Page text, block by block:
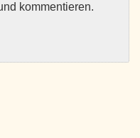
kommentieren.